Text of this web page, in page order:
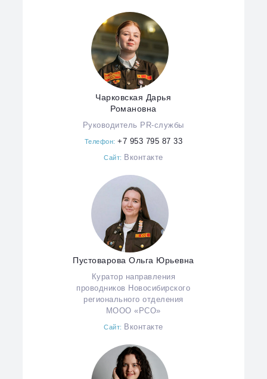
Чарковская Дарья
Романовна
Руководитель PR-службы
Телефон:+7 953 795 87 33
Сайт: Вконтакте
Пустоварова Ольга Юрьевна
Куратор направления
проводников Новосибирского
регионального отделения
МООО «РСО»
Сайт: Вконтакте